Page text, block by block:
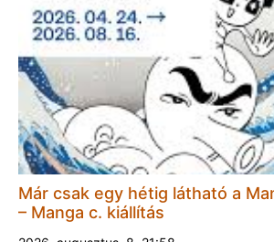
Már csak egy hétig látható a
– Manga c. kiállítás